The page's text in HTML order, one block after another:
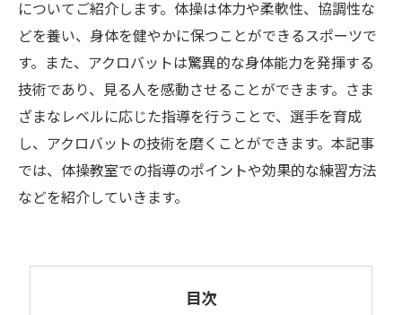
についてご紹介します。体操は体力や柔軟性、協調性な
どを養い、身体を健やかに保つことができるスポーツで
す。また、アクロバットは驚異的な身体能力を発揮する
技術であり、見る人を感動させることができます。さま
ざまなレベルに応じた指導を行うことで、選手を育成
し、アクロバットの技術を磨くことができます。本記事
では、体操教室での指導のポイントや効果的な練習方法
などを紹介していきます。
目次